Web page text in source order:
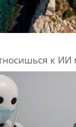
к ИИ